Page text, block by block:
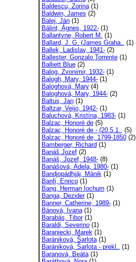
Baldescu, Zorina(1)
Baldwin, James (2)
Balej, Ján(1)
Bálint, Ágnes, 1922-(1)
Ballantyne, Robert M. (1)
Ballard, J. G. (James Graha.. (1)
Ballek, Ladislav, 1941-(2)
Ballester, Gonzalo Torrente(1)
Balliett Blue(2)
Balog, Zvonimir, 1932-(1)
Balogh, Mary, 1944-(1)
Baloghová, Mary(4)
Baloghová, Mary, 1944-(2)
Baltus, Jan(1)
Baltzar, Veijo, 1942-(1)
Baluchová, Kristína, 1983-(1)
Balzac, Honoré de(5)
Balzac, Honoré de - (20.5.1.. (5)
Balzac, Honoré de, 1799-1850(2)
Bamberger, Richard (1)
Banáš Jozef(2)
Banáš, Jozef, 1948-(8)
Banášová, Adela, 1980-(1)
Bandjopádhjáj, Mánik(1)
Banfi, Enrico(1)
Bang, Herman Iochum (1)
Banga, Dezider(1)
Banner, Catherine, 1989-(1)
Bánová, Ivana(1)
Barabás, Tibor(1)
Baraldi, Severino(1)
Baraniecki, Marek(1)
Barániková, Šarlota(1)
Barániková, Šarlota - prekl.. (1)
Baranová, Beáta(1)